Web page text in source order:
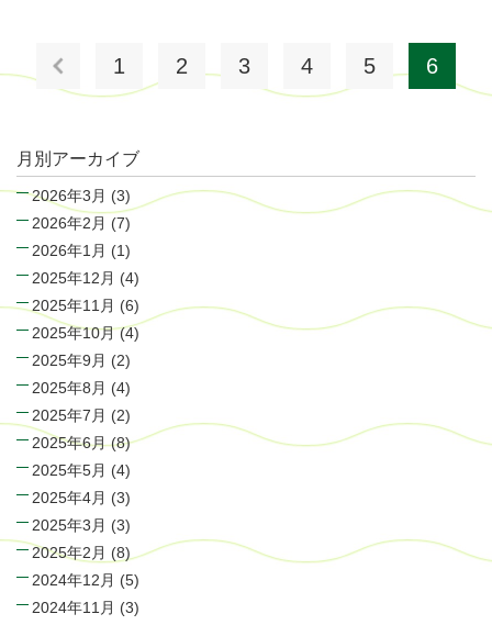
1 2 3 4 5 6
月別アーカイブ
2026年3月 (3)
2026年2月 (7)
2026年1月 (1)
2025年12月 (4)
2025年11月 (6)
2025年10月(4)
2025年9月 (2)
2025年8月 (4)
2025年7月 (2)
2025年6月(8)
2025年5月 (4)
2025年4月 (3)
2025年3月 (3)
2025年2月 (8)
2024年12月 (5)
2024年11月 (3)